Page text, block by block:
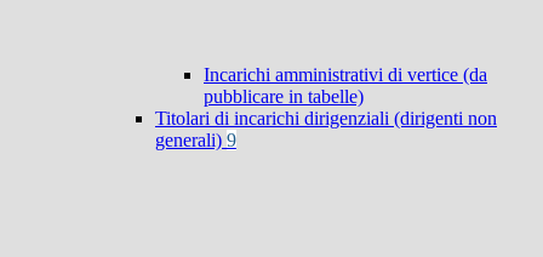
Incarichi amministrativi di vertice (da
pubblicare in tabelle)
Titolari di incarichi dirigenziali (dirigenti non
generali) 9